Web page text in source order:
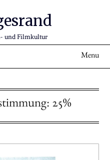
und Filmkultur
Menu
25%